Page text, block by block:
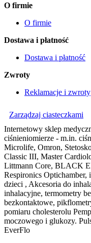
O firmie
O firmie
Dostawa i płatność
Dostawa i płatność
Zwroty
Reklamacje i zwroty
Zarządzaj ciasteczkami
Internetowy sklep
ciśnieniomierze - m.in.
Microlife, Omron,
Classic III, Master
Littmann Core, BLACK
Respironics Optichamber,
dzieci , Akcesoria do
inhalacyjne, termometry
bezkontaktowe,
pomiaru cholesterolu
moczowego i glukozy.
EverFlo